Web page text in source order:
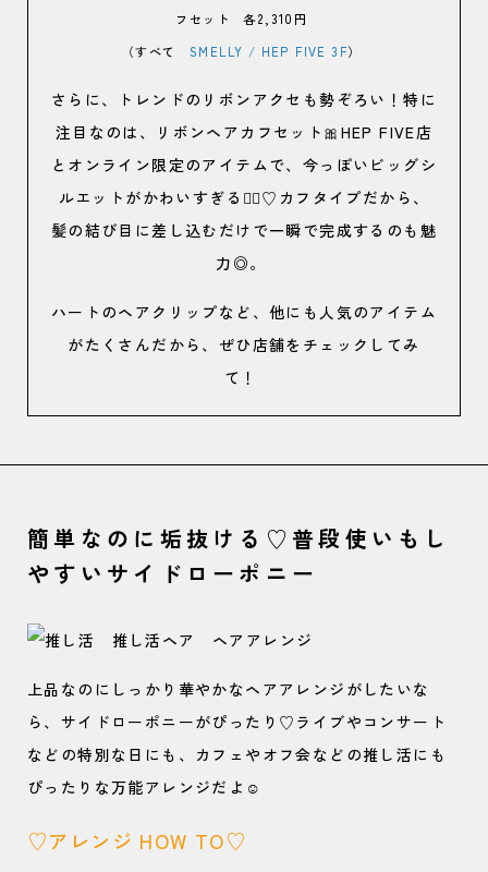
フセット 各2,310円
（すべてSMELLY / HEP FIVE 3F）
さらに、トレンドのリボンアクセも勢ぞろい！特に
注目なのは、リボンヘアカフセット🎀HEP FIVE店
とオンライン限定のアイテムで、今っぽいビッグシ
ルエットがかわいすぎる😮‍💨♡カフタイプだから、
髪の結び目に差し込むだけで一瞬で完成するのも魅
力◎。
ハートのヘアクリップなど、他にも人気のアイテム
がたくさんだから、ぜひ店舗をチェックしてみ
て！
簡単なのに垢抜ける♡普段使いもし
やすいサイドローポニー
上品なのにしっかり華やかなヘアアレンジがしたいな
ら、サイドローポニーがぴったり♡ライブやコンサート
などの特別な日にも、カフェやオフ会などの推し活にも
ぴったりな万能アレンジだよ☺️
♡アレンジ HOW TO♡